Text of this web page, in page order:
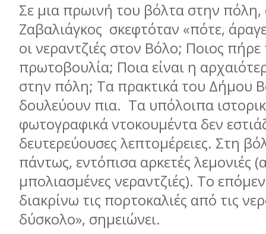
Σε μια πρωινή του βόλτα στην πόλη,
Ζαβαλιάγκος σκεφτόταν «πότε,
οι νεραντζιές στον Βόλο; Ποιος πήρε
πρωτοβουλία; Ποια είναι η
στην πόλη; Τα πρακτικά του Δήμου
δουλεύουν πια. Τα υπόλοιπα
φωτογραφικά ντοκουμέντα δεν
δευτερεύουσες λεπτομέρειες. Στη
πάντως, εντόπισα αρκετές λεμονιές
μπολιασμένες νεραντζιές). Το
διακρίνω τις πορτοκαλιές από τις
δύσκολο», σημειώνει.